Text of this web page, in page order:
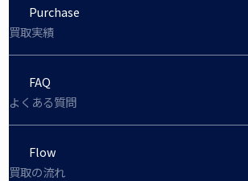
Purchase
買取実績
FAQ
よくある質問
Flow
買取の流れ